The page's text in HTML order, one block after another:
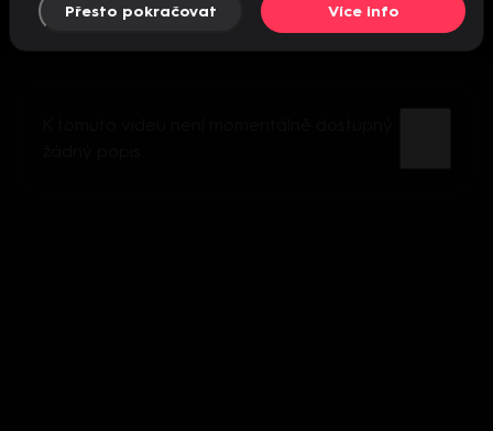
Přesto pokračovat Více info